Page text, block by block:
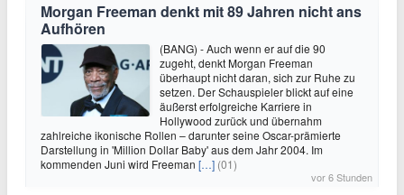
Morgan Freeman denkt mit 89 Jahren nicht ans
Aufhören
(BANG) - Auch wenn er auf die 90
zugeht, denkt Morgan Freeman
überhaupt nicht daran, sich zur Ruhe zu
setzen. Der Schauspieler blickt auf eine
äußerst erfolgreiche Karriere in
Hollywood zurück und übernahm
zahlreiche ikonische Rollen – darunter seine Oscar-prämierte
Darstellung in 'Million Dollar Baby' aus dem Jahr 2004. Im
kommenden Juni wird Freeman […] (01)
vor 6 Stunden